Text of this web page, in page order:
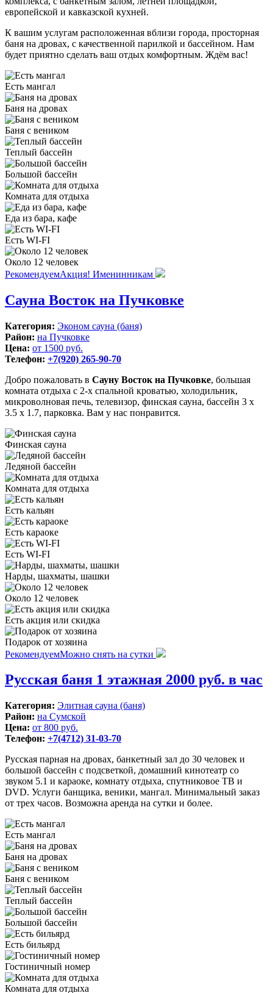
европейской и кавказской кухней.
К вашим услугам расположенная вблизи города, просторная
баня на дровах, с качественной парилкой и бассейном. Нам
будет приятно сделать ваш отдых комфортным. Ждём вас!
Есть мангал
Баня на дровах
Баня с веником
Теплый бассейн
Большой бассейн
Комната для отдыха
Еда из бара, кафе
Есть WI-FI
Около 12 человек
РекомендуемАкция! Именинникам
Сауна Восток на Пучковке
Категория: Эконом сауна (баня)
Район: на Пучковке
Цена: от 1500 руб.
Телефон: +7(920) 265-90-70
Добро пожаловать в Сауну Восток на Пучковке, большая
комната отдыха с 2-х спальной кроватью, холодильник,
микроволновая печь, телевизор, финская сауна, бассейн 3 х
3.5 х 1.7, парковка. Вам у нас понравится.
Финская сауна
Ледяной бассейн
Комната для отдыха
Есть кальян
Есть караоке
Есть WI-FI
Нарды, шахматы, шашки
Около 12 человек
Есть акция или скидка
Подарок от хозяина
РекомендуемМожно снять на сутки
Русская баня 1 этажная 2000 руб. в час
Категория: Элитная сауна (баня)
Район: на Сумской
Цена: от 800 руб.
Телефон: +7(4712) 31-03-70
Русская парная на дровах, банкетный зал до 30 человек и
большой бассейн с подсветкой, домашний кинотеатр со
звуком 5.1 и караоке, комнату отдыха, спутниковое ТВ и
DVD. Услуги банщика, веники, мангал. Минимальный заказ
от трех часов. Возможна аренда на сутки и более.
Есть мангал
Баня на дровах
Баня с веником
Теплый бассейн
Большой бассейн
Есть бильярд
Гостиничный номер
Комната для отдыха